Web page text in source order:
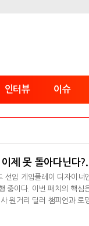
인터뷰 이슈
이제 못 돌아다닌다
선임 게임플레이 디자이
중이다. 이번 패치의 핵심
원거리 딜러 챔피언과 로
메이지 원거리 딜러 챔피